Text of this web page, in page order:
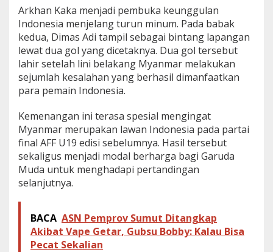
Arkhan Kaka menjadi pembuka keunggulan
Indonesia menjelang turun minum. Pada babak
kedua, Dimas Adi tampil sebagai bintang lapangan
lewat dua gol yang dicetaknya. Dua gol tersebut
lahir setelah lini belakang Myanmar melakukan
sejumlah kesalahan yang berhasil dimanfaatkan
para pemain Indonesia.
Kemenangan ini terasa spesial mengingat
Myanmar merupakan lawan Indonesia pada partai
final AFF U19 edisi sebelumnya. Hasil tersebut
sekaligus menjadi modal berharga bagi Garuda
Muda untuk menghadapi pertandingan
selanjutnya.
BACA ASN Pemprov Sumut Ditangkap
Akibat Vape Getar, Gubsu Bobby: Kalau Bisa
Pecat Sekalian